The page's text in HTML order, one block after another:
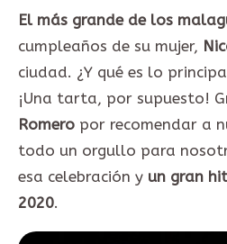
El más grande de los
cumpleaños de su mujer,
ciudad. ¿Y qué es lo
¡Una tarta, por supuesto!
Romero por recomendar a
todo un orgullo para
esa celebración y un gran
2020.